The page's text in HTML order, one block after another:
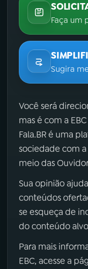
Faça um
Sugira
Você será
mas é com a
Fala.BR é uma
sociedade com
meio das
Sua opinião
conteúdos
se esqueça de
do conteúdo
Para mais
EBC, acesse a